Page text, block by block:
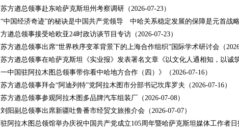
苏方遒总领事赴东哈萨克斯坦州考察调研（2026-07-23）
“中国经济奇迹”的秘诀是中国共产党领导 中哈关系稳定发展的保障是元首
方遒总领事接受哈欧亚24时政访谈节目专访（2026-07-23）
苏方遒总领事出席“世界秩序变革背景下的上海合作组织”国际学术研讨会（
苏方遒总领事在哈萨克斯坦《实业报》发表署名文章《以文化人通相知，以诚
一中国驻阿拉木图总领事带你看中哈地方合作（四）》
（2026-07-16）
苏方遒总领事拜会“阿迪列特”党阿拉木图市分部书记坎库罗夫 （2026-07-16）
苏方遒总领事参观阿拉木图多品牌汽车组装厂（2026-07-08）
刘阳副总领事出席新疆吐鲁番市经贸文旅推介会（2026-07-07）
驻阿拉木图总领馆举办庆祝中国共产党成立105周年暨哈萨克斯坦媒体工作者日